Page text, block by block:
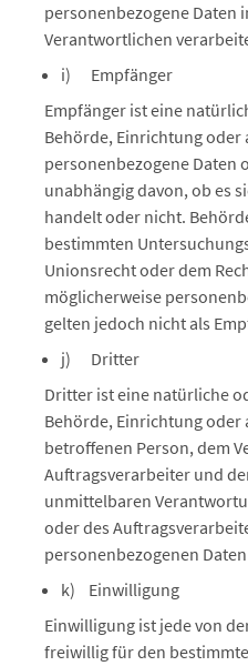
personenbezogene Daten
Verantwortlichen
i) Empfänger
Empfänger ist eine
Behörde, Einrichtung oder
personenbezogene Daten
unabhängig davon, ob es
handelt oder nicht.
bestimmten
Unionsrecht oder dem
möglicherweise
gelten jedoch nicht als
j) Dritter
Dritter ist eine natürliche
Behörde, Einrichtung oder
betroffenen Person, dem
Auftragsverarbeiter und
unmittelbaren
oder des
personenbezogenen
k) Einwilligung
Einwilligung ist jede von
freiwillig für den